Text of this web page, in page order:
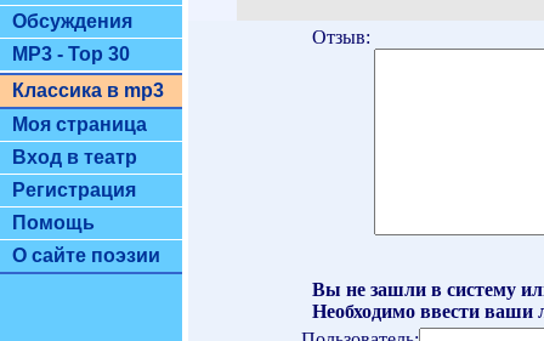
Обсуждения
MP3 - Top 30
Классика в mp3
Моя страница
Вход в театр
Регистрация
Помощь
О сайте поэзии
Отзыв:
Вы не зашли в систему
Необходимо ввести ваши